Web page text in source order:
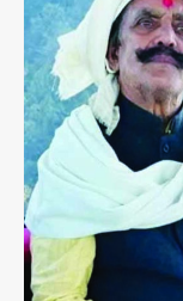
2
3
4